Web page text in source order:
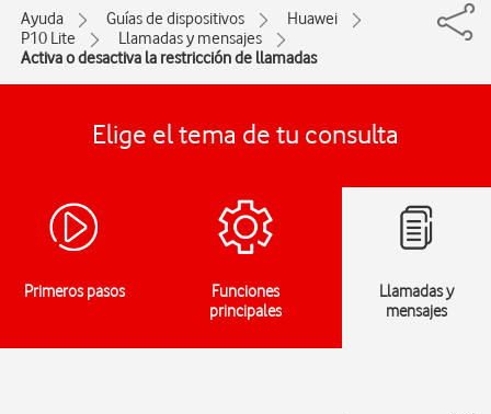
Ayuda Guías de dispositivos
Huawei
P10 Lite
Llamadas y mensajes
Activa o desactiva la restricción de llamadas
Elige el tema de tu consulta
Primeros pasos
Funciones
principales
Llamadas y
mensajes